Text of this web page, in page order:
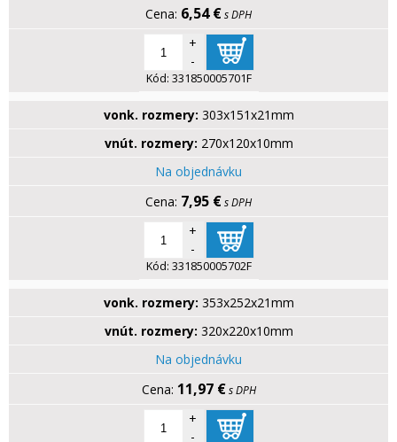
6,54 €s DPH
+
-
Kód: 331850005701F
vonk. rozmery: 303x151x21mm
vnút. rozmery: 270x120x10mm
Na objednávku
7,95 €s DPH
+
-
Kód: 331850005702F
vonk. rozmery: 353x252x21mm
vnút. rozmery: 320x220x10mm
Na objednávku
11,97 € s DPH
+
-